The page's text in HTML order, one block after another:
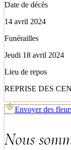
Date de décès
14 avril 2024
Funérailles
Jeudi 18 avril 2024
Lieu de repos
REPRISE DES
Envoyer des
Nous